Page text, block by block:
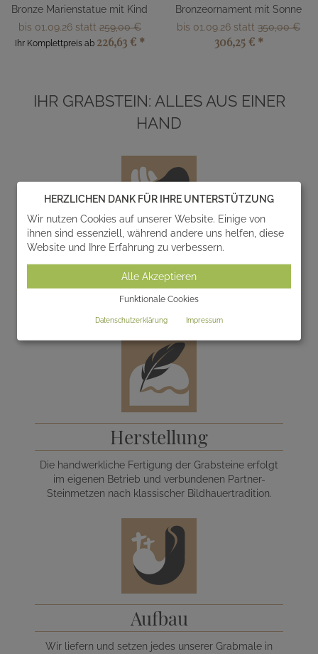
Bronze Marienstatue mit Kind
bis 01.09.26 statt259,00 €
Ihr Komplettpreis ab 226,63 € *
Bronzeornament mit Sonne
bis 01.09.26 statt 350,00 €
306,25 € *
IHR GRABSTEIN: ALLES AUS EINER
HAND
Entwurf
Wir entwerfen und realisieren gemeinsam mit Ihnen
einzigartige Gedenksteine zur individuellen
Herstellung
Die handwerkliche Fertigung der Grabsteine erfolgt
im eigenen Betrieb und verbundenen Partner-
Steinmetzen nach klassischer Bildhauertradition.
Aufbau
Wir liefern und setzen jedes unserer Grabmale in
HERZLICHEN DANK FÜR IHRE UNTERSTÜTZUNG
Wir nutzen Cookies auf unserer Website. Einige von
ihnen sind essenziell, während andere uns helfen, diese
Website und Ihre Erfahrung zu verbessern.
Alle Akzeptieren
Funktionale Cookies
Datenschutzerklärung Impressum